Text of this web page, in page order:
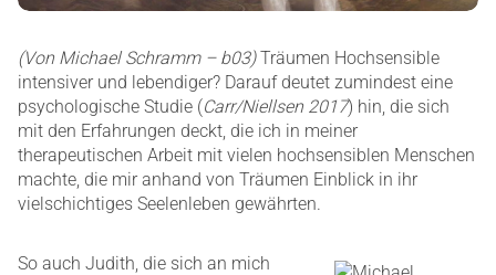
(Von Michael Schramm – b03)Träumen Hochsensible
intensiver und lebendiger? Darauf deutet zumindest eine
psychologische Studie (Carr/Niellsen 2017) hin, die sich
mit den Erfahrungen deckt, die ich in meiner
therapeutischen Arbeit mit vielen hochsensiblen Menschen
machte, die mir anhand von Träumen Einblick in ihr
vielschichtiges Seelenleben gewährten.
So auch Judith, die sich an mich